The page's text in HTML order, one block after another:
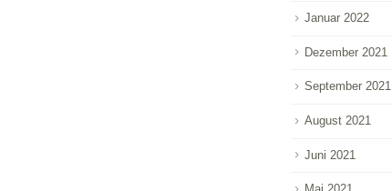
Januar 2022
Dezember 2021
September 2021
August 2021
Juni 2021